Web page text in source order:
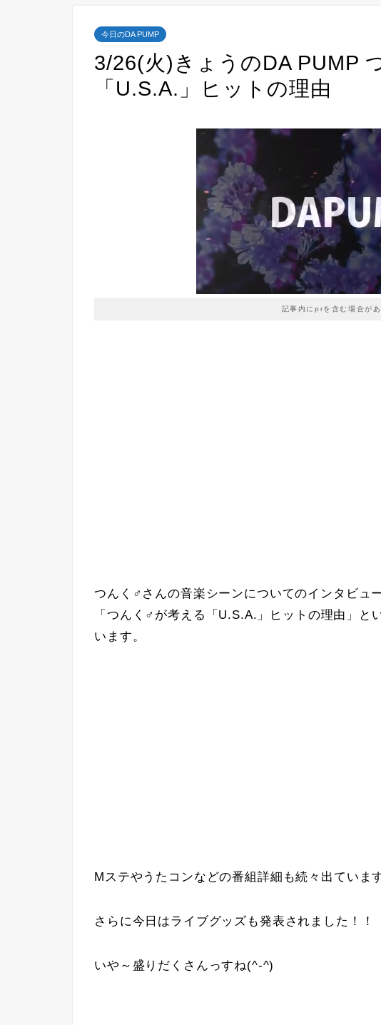
今日のDA PUMP
3/26(火)きょうのDA PUMP
「U.S.A.」ヒットの理由
記事内にprを含む場合が
つんく♂さんの音楽シーンについてのインタビュ
「つんく♂が考える「U.S.A.」ヒットの理由」と
います。
Mステやうたコンなどの番組詳細も続々出ていま
さらに今日はライブグッズも発表されました！！
いや～盛りだくさんっすね(^-^)